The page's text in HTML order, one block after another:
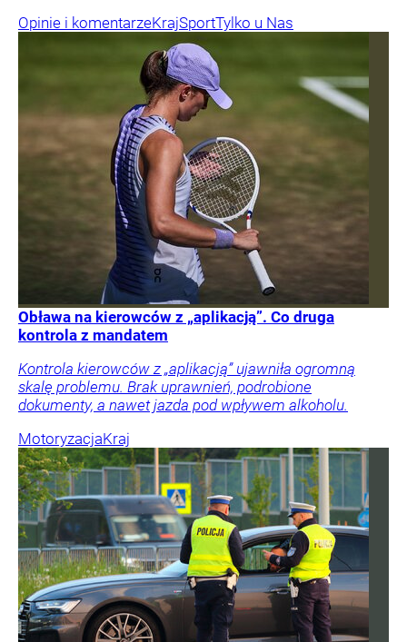
Opinie i komentarzeKrajSportTylko u Nas
Obława na kierowców z „aplikacją”. Co druga
kontrola z mandatem
Kontrola kierowców z „aplikacją” ujawniła ogromną
skalę problemu. Brak uprawnień, podrobione
dokumenty, a nawet jazda pod wpływem alkoholu.
MotoryzacjaKraj